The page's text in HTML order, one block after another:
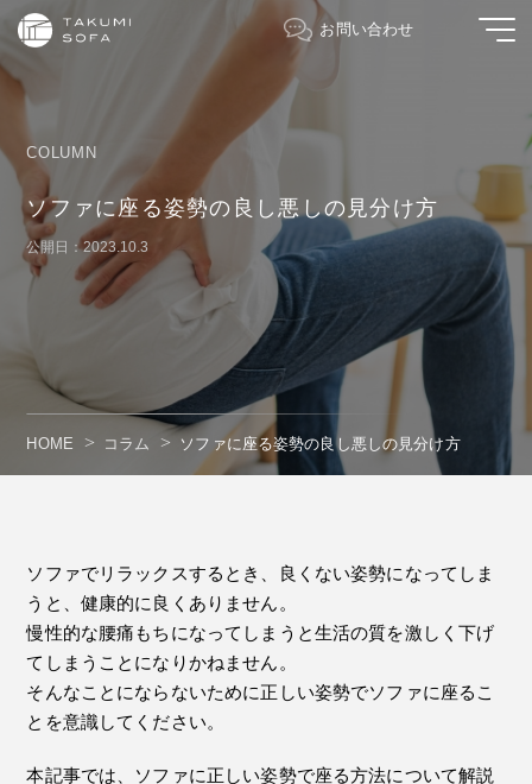
お問い合わせ
COLUMN
ソファに座る姿勢の良し悪しの見分け方
公開日：2023.10.3
HOME コラム ソファに座る姿勢の良し悪しの見分け方
ソファでリラックスするとき、良くない姿勢になってしま
うと、健康的に良くありません。
慢性的な腰痛もちになってしまうと生活の質を激しく下げ
てしまうことになりかねません。
そんなことにならないために正しい姿勢でソファに座るこ
とを意識してください。
本記事では、ソファに正しい姿勢で座る方法について解説